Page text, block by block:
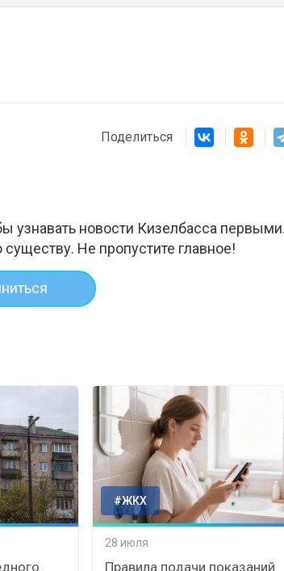
Поделиться
узнавать новости Кизелбасса первыми.
Не пропустите главное!
#ЖКХ
28 июля
Правила подачи показаний
мечту